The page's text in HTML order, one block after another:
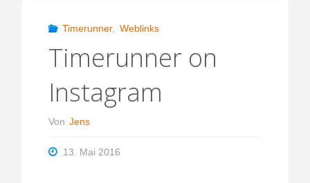
Timerunner, Weblinks
Timerunner on
Instagram
Von Jens
13. Mai 2016